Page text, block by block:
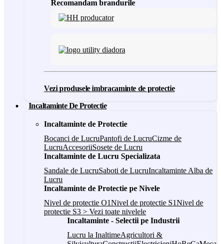
Recomandam brandurile
Vezi produsele imbracaminte de protectie
Incaltaminte De Protectie
Incaltaminte de Protectie
Bocanci de LucruPantofi de LucruCizme de
LucruAccesoriiSosete de Lucru
Incaltaminte de Lucru Specializata
Sandale de LucruSaboti de LucruIncaltaminte Alba de
Lucru
Incaltaminte de Protectie pe Nivele
Nivel de protectie O1Nivel de protectie S1Nivel de
protectie S3 > Vezi toate nivelele
Incaltaminte - Selectii pe Industrii
Lucru la InaltimeAgricultori &